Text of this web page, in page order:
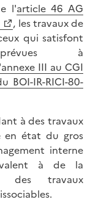
l'article 46 AG
, les travaux de
qui satisfont
à
III au CGI
BOI-IR-RICI-80-
à des travaux
en état du gros
interne
à de la
des travaux